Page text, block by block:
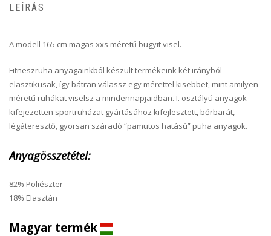
LEÍRÁS
A modell 165 cm magas xxs méretű bugyit visel.
Fitneszruha anyagainkból készült termékeink két irányból
elasztikusak, így bátran válassz egy mérettel kisebbet, mint amilyen
méretű ruhákat viselsz a mindennapjaidban. I. osztályú anyagok
kifejezetten sportruházat gyártásához kifejlesztett, bőrbarát,
légáteresztő, gyorsan száradó “pamutos hatású” puha anyagok.
Anyagösszetétel:
82% Poliészter
18% Elasztán
Magyar termék